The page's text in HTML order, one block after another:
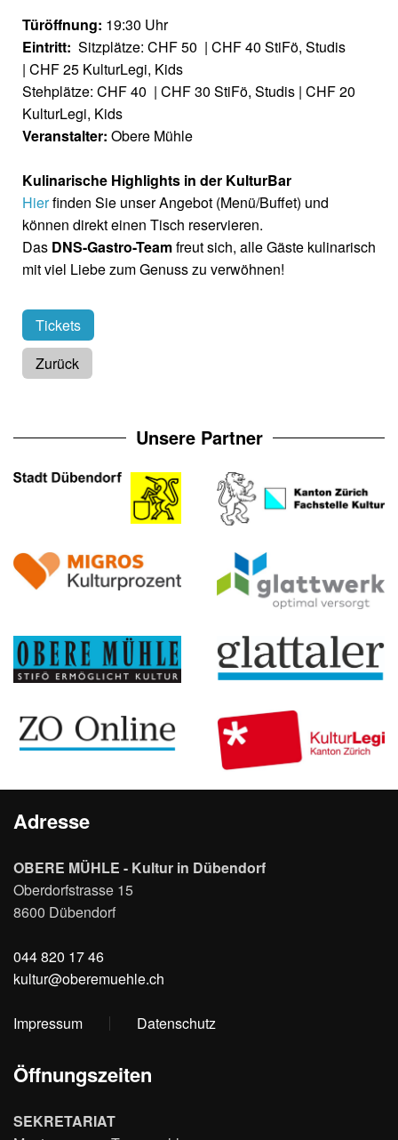
Türöffnung: 19:30 Uhr
Eintritt: Sitzplätze: CHF 50 | CHF 40 StiFö, Studis
| CHF 25 KulturLegi, Kids
Stehplätze: CHF 40 | CHF 30 StiFö, Studis | CHF 20
KulturLegi, Kids
Veranstalter: Obere Mühle
Kulinarische Highlights in der KulturBar
Hierfinden Sie unser Angebot (Menü/Buffet) und
können direkt einen Tisch reservieren.
Das DNS-Gastro-Teamfreut sich, alle Gäste kulinarisch
mit viel Liebe zum Genuss zu verwöhnen!
Tickets
Zurück
Unsere Partner
Adresse
OBERE MÜHLE - Kultur in Dübendorf
Oberdorfstrasse 15
8600 Dübendorf
044 820 17 46
kultur@oberemuehle.ch
Impressum Datenschutz
Öffnungszeiten
SEKRETARIAT